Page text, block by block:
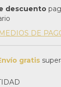
descuento
DE
gratis